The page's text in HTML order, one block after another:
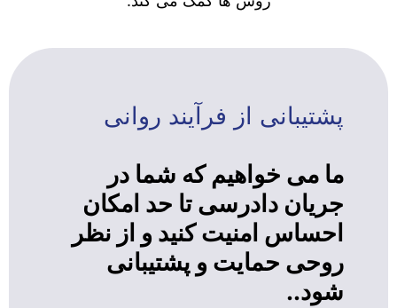
پشتیبانی از فرآیند روانی
ما می خواهیم که شما در
جریان دادرسی تا حد امکان
احساس امنیت کنید و از نظر
روحی حمایت و پشتیبانی
شود..